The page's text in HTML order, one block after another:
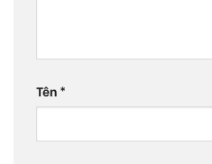
Tên*